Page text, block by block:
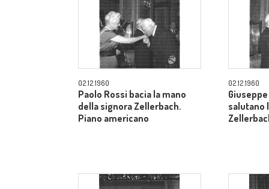
02.12.1960
Paolo Rossi bacia la mano
della signora Zellerbach.
Piano americano
02.12.1960
salutano